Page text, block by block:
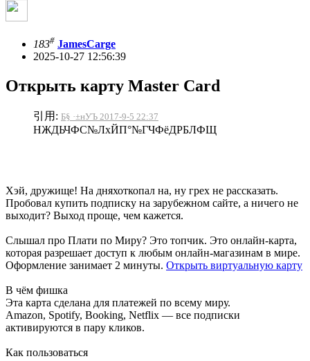
183# JamesCarge
2025-10-27 12:56:39
Открыть карту Master Card
引用: Б§ ·±нУЪ 2017-9-5 22:37
НЖДЬЧФС№ЛхЙП°№ГЧФёДРБЛФЩ
Хэй, дружище! На дняхоткопал на, ну грех не рассказать.
Пробовал купить подписку на зарубежном сайте, а ничего не
выходит? Выход проще, чем кажется.
Слышал про Плати по Миру? Это топчик. Это онлайн-карта,
которая разрешает доступ к любым онлайн-магазинам в мире.
Оформление занимает 2 минуты. Открыть виртуальную карту
В чём фишка
Эта карта сделана для платежей по всему миру.
Amazon, Spotify, Booking, Netflix — все подписки
активируются в пару кликов.
Как пользоваться